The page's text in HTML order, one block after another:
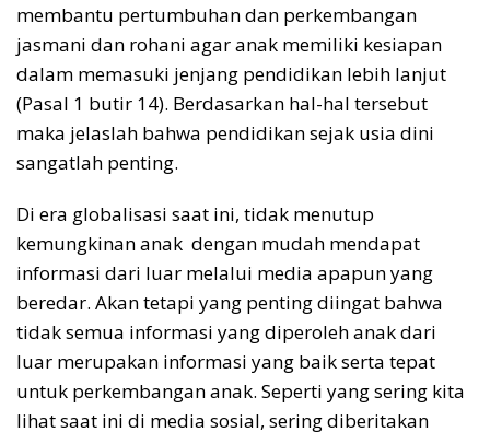
membantu pertumbuhan dan perkembangan
jasmani dan rohani agar anak memiliki kesiapan
dalam memasuki jenjang pendidikan lebih lanjut
(Pasal 1 butir 14). Berdasarkan hal-hal tersebut
maka jelaslah bahwa pendidikan sejak usia dini
sangatlah penting.
Di era globalisasi saat ini, tidak menutup
kemungkinan anak dengan mudah mendapat
informasi dari luar melalui media apapun yang
beredar. Akan tetapi yang penting diingat bahwa
tidak semua informasi yang diperoleh anak dari
luar merupakan informasi yang baik serta tepat
untuk perkembangan anak. Seperti yang sering kita
lihat saat ini di media sosial, sering diberitakan